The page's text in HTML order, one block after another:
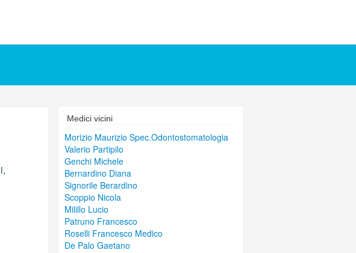
Medici vicini
Morizio Maurizio Spec.Odontostomatologia
Valerio Partipilo
Genchi Michele
Bernardino Diana
Signorile Berardino
Scoppio Nicola
Milillo Lucio
Patruno Francesco
Roselli Francesco Medico
De Palo Gaetano